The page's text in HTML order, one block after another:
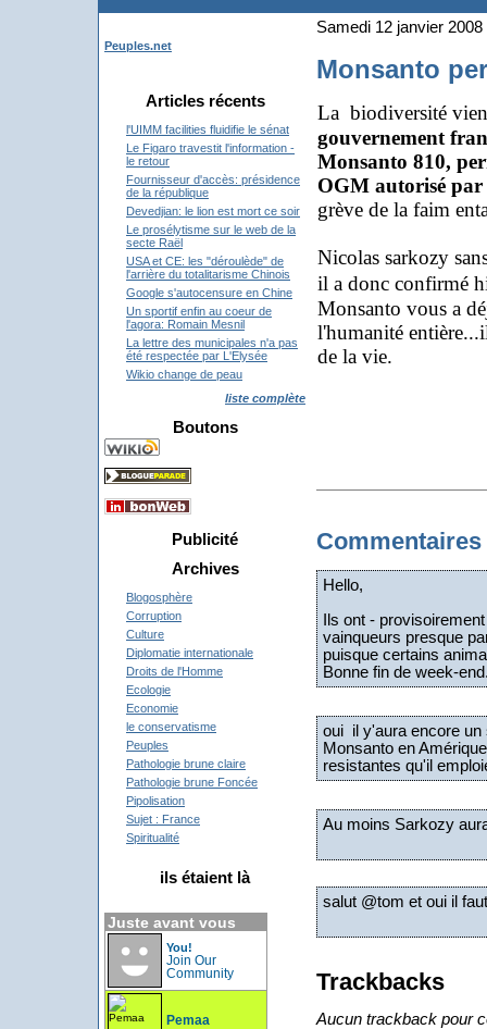
Peuples.net
Articles récents
l'UIMM facilities fluidifie le sénat
Le Figaro travestit l'information -
le retour
Fournisseur d'accès: présidence
de la république
Devedjian: le lion est mort ce soir
Le prosélytisme sur le web de la
secte Raël
USA et CE: les "déroulède" de
l'arrière du totalitarisme Chinois
Google s'autocensure en Chine
Un sportif enfin au coeur de
l'agora: Romain Mesnil
La lettre des municipales n'a pas
été respectée par L'Elysée
Wikio change de peau
liste complète
Boutons
Publicité
Archives
Blogosphère
Corruption
Culture
Diplomatie internationale
Droits de l'Homme
Ecologie
Economie
le conservatisme
Peuples
Pathologie brune claire
Pathologie brune Foncée
Pipolisation
Sujet : France
Spiritualité
ils étaient là
Juste avant vous
You!
Join Our
Community
Pemaa
Samedi 12 janvier 2008
Monsanto
La biodiversité
gouvernement
Monsanto 810,
OGM autorisé par
grève de la faim
Nicolas sarkozy
il a donc confirmé
Monsanto vous a
l'humanité
de la vie.
Commentaires
Hello,
Ils ont -
vainqueurs presque
puisque certains
Bonne fin de week-
oui il y'aura encore un
Monsanto en
resistantes qu'il
Au moins Sarkozy
salut @tom et oui il
Trackbacks
Aucun trackback pour